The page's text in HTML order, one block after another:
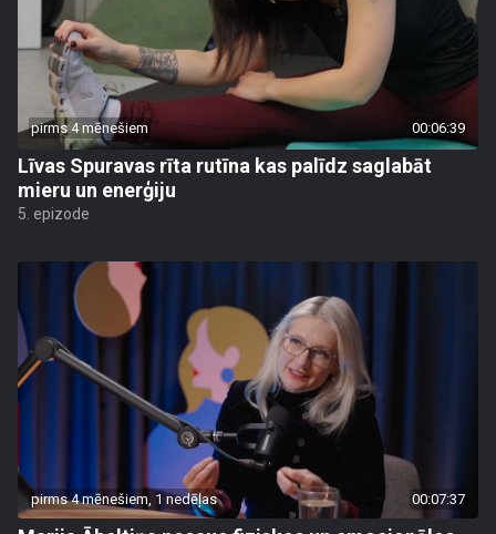
pirms 4 mēnešiem 00:06:39
Līvas Spuravas rīta rutīna kas palīdz saglabāt
mieru un enerģiju
5. epizode
pirms 4 mēnešiem, 1 nedēļas 00:07:37